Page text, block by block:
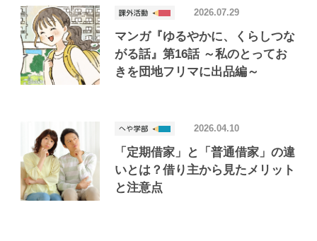
マンガ『ゆるやかに、くらしつな
がる話』第16話 ～私のとってお
きを団地フリマに出品編～
2026.07.29
「定期借家」と「普通借家」の違
いとは？借り主から見たメリット
と注意点
2026.04.10